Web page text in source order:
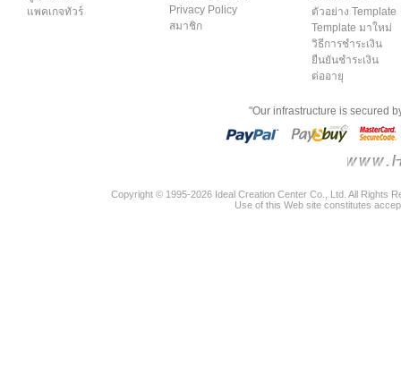
แพคเกจทัวร์
Privacy Policy
สมาชิก
ตัวอย่าง Template
Template มาใหม่
วิธีการชำระเงิน
ยืนยันชำระเงิน
ต่ออายุ
"Our infrastructure is secured
Copyright © 1995-2026 Ideal Creation Center Co., Ltd. All Rights
Use of this Web site constitutes